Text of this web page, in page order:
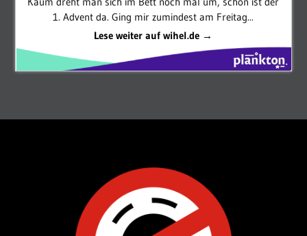
1. Advent da. Ging mir zumindest am Freitag...
Lese weiter auf wihel.de →